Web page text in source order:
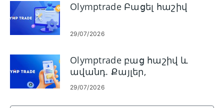
Olymptrade Բացել հաշիվ
29/07/2026
Olymptrade բաց հաշիվ և
ավանդ. Քայլեր,
սահմանափակումներ և
մեթոդներ
29/07/2026